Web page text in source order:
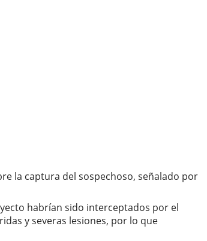
la captura del sospechoso, señalado por
habrían sido interceptados por el
y severas lesiones, por lo que